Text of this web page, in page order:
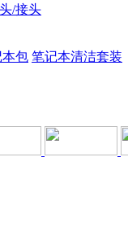
/接头
包 笔记本清洁套装